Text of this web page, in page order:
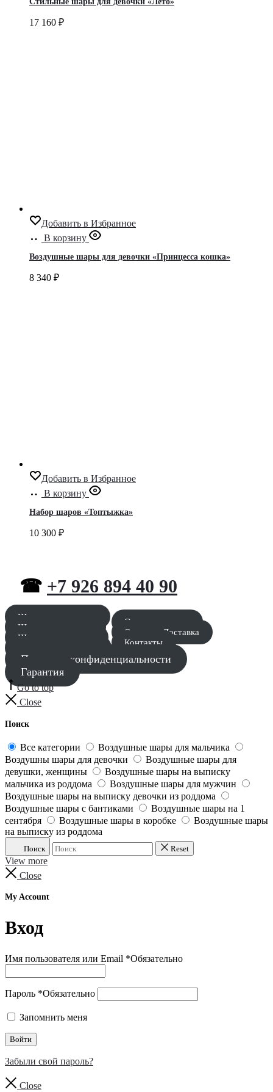
17 160 ₽
Добавить в Избранное
В корзину
Воздушные шары для девочки «Принцесса кошка»
8 340 ₽
Добавить в Избранное
В корзину
Набор шаров «Топтыжка»
10 300 ₽
☎ +7 926 894 40 90
Шары для мальчика
Шары для девочки
Шары для девушки
Оставить заявку
Оплата и Доставка
Контакты
Политика конфиденциальности
Гарантия
Go to top
Close
Поиск
Все категории
Воздушные шары для мальчика
Воздушны шары для девочки
Воздушные шары для
девушки, женщины
Воздушные шары на выписку
мальчика из роддома
Воздушные шары для мужчин
Воздушные шары на выписку девочки из роддома
Воздушные шары с бантиками
Воздушные шары на 1
сентября
Воздушные шары в коробке
Воздушные шары
на выписку из роддома
Поиск Reset
View more
Close
My Account
Вход
Имя пользователя или Email *Обязательно
Пароль *Обязательно
Запомнить меня
Войти
Забыли свой пароль?
Close